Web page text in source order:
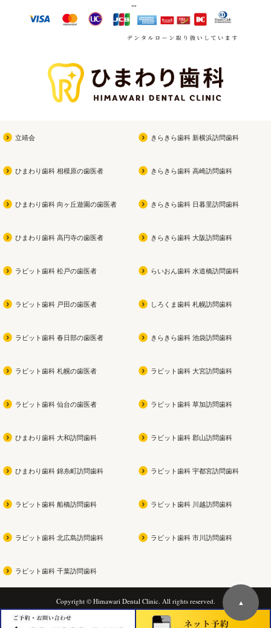
立靖会
ひまわり歯科 相模原の歯医者
ひまわり歯科 向ヶ丘遊園の歯医者
ひまわり歯科 高円寺の歯医者
ラビット歯科 松戸の歯医者
ラビット歯科 戸田の歯医者
ラビット歯科 春日部の歯医者
ラビット歯科 札幌の歯医者
ラビット歯科 仙台の歯医者
ひまわり歯科 大和訪問歯科
ひまわり歯科 錦糸町訪問歯科
ラビット歯科 船橋訪問歯科
ラビット歯科 北広島訪問歯科
ラビット歯科 千葉訪問歯科
きらきら歯科 新横浜訪問歯科
きらきら歯科 高崎訪問歯科
きらきら歯科 日暮里訪問歯科
きらきら歯科 大阪訪問歯科
らいおん歯科 水道橋訪問歯科
しろくま歯科 札幌訪問歯科
きらきら歯科 池袋訪問歯科
ラビット歯科 大宮訪問歯科
ラビット歯科 草加訪問歯科
ラビット歯科 郡山訪問歯科
ラビット歯科 宇都宮訪問歯科
ラビット歯科 川越訪問歯科
ラビット歯科 市川訪問歯科
Copyright © Himawari Dental Clinic. All rights reserved. ▲